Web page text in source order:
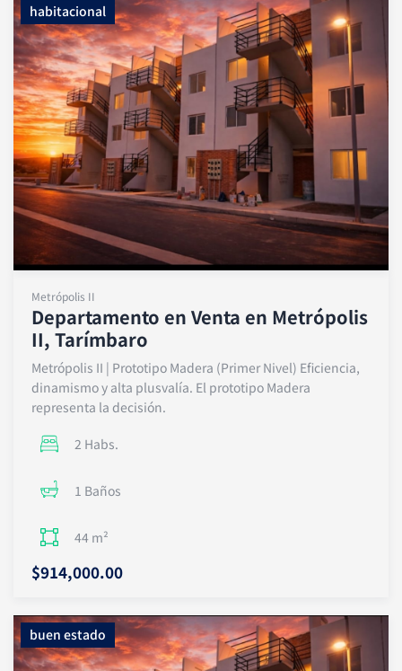
habitacional
Metrópolis II
Departamento en Venta en Metrópolis
II, Tarímbaro
Metrópolis II | Prototipo Madera (Primer Nivel) Eficiencia,
dinamismo y alta plusvalía. El prototipo Madera
representa la decisión.
2 Habs.
1 Baños
44 m²
$914,000.00
buen estado